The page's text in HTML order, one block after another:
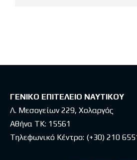
ΓΕΝΙΚΟ ΕΠΙΤΕΛΕΙΟ ΝΑΥΤΙΚΟΥ
Λ. Μεσογείων 229, Χολαργός
Αθήνα ΤΚ: 15561
Τηλεφωνικό Κέντρο: (+30) 210